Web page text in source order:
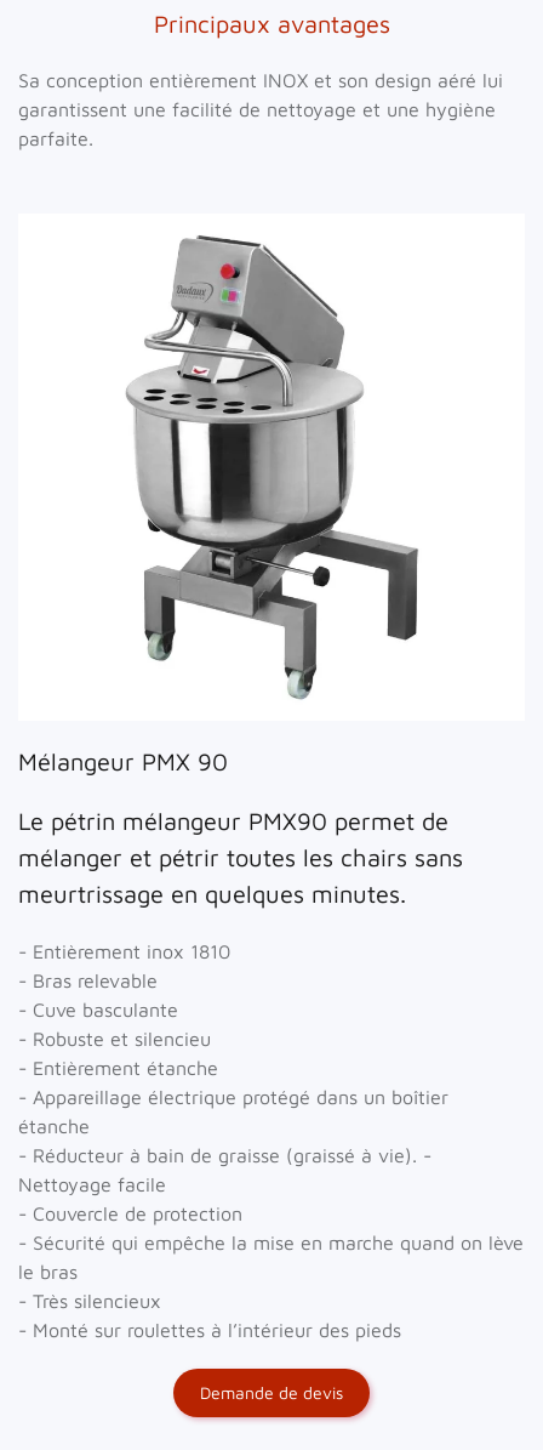
Principaux avantages
Sa conception entièrement INOX et son design aéré lui
garantissent une facilité de nettoyage et une hygiène
parfaite.
Mélangeur PMX 90
Le pétrin mélangeur PMX90 permet de
mélanger et pétrir toutes les chairs sans
meurtrissage en quelques minutes.
- Entièrement inox 1810
- Bras relevable
- Cuve basculante
- Robuste et silencieu
- Entièrement étanche
- Appareillage électrique protégé dans un boîtier
étanche
- Réducteur à bain de graisse (graissé à vie). -
Nettoyage facile
- Couvercle de protection
- Sécurité qui empêche la mise en marche quand on lève
le bras
- Très silencieux
- Monté sur roulettes à l’intérieur des pieds
Demande de devis